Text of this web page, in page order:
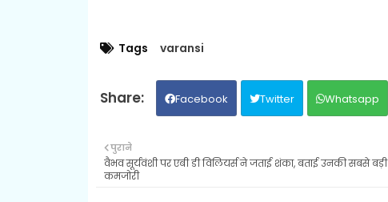
Tags varansi
Facebook Twitter Whatsapp
पुराने
वैभव सूर्यवंशी पर एबी डी विलियर्स ने जताई शंका, बताई उनकी सबसे बड़ी
कमजोरी